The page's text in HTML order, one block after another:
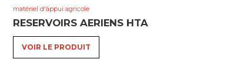
matériel d'áppui agricole
RESERVOIRS AERIENS HTA
VOIR LE PRODUIT